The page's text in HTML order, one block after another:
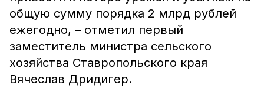
общую сумму порядка 2 млрд рублей
ежегодно, – отметил первый
заместитель министра сельского
хозяйства Ставропольского края
Вячеслав Дридигер.